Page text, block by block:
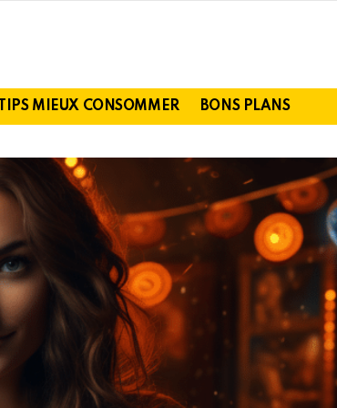
TIPS MIEUX CONSOMMER BONS PLANS